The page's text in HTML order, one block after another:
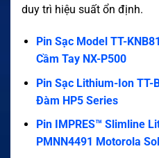
duy trì hiệu suất ổn định.
Pin Sạc Model TT-
Cầm Tay NX-P500
Pin Sạc Lithium-Ion TT-
Đàm HP5 Series
Pin IMPRES™ Slimline
PMNN4491 Motorola